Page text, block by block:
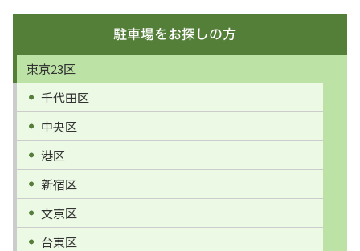
東京23区
千代田区
中央区
港区
新宿区
文京区
台東区